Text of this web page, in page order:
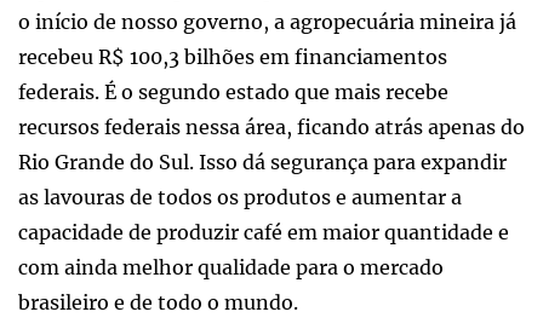
o início de nosso governo, a agropecuária mineira já
recebeu R$ 100,3 bilhões em financiamentos
federais. É o segundo estado que mais recebe
recursos federais nessa área, ficando atrás apenas do
Rio Grande do Sul. Isso dá segurança para expandir
as lavouras de todos os produtos e aumentar a
capacidade de produzir café em maior quantidade e
com ainda melhor qualidade para o mercado
brasileiro e de todo o mundo.